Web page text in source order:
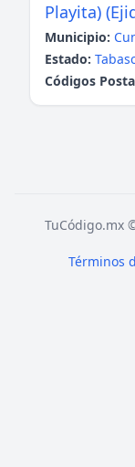
Playita)
Municipio:
Estado:
Códigos
TuCódigo.mx
Términos